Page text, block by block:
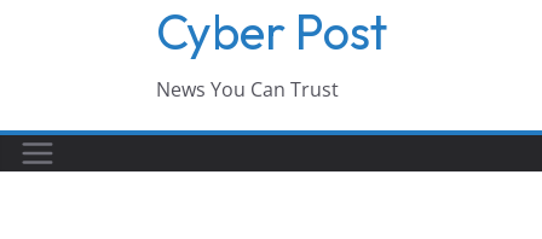
Cyber Post
News You Can Trust